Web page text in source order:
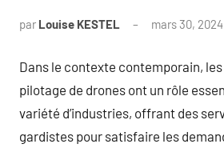
par Louise KESTEL mars 30, 2024
Dans le contexte contemporain,
pilotage de drones ont un rôle
variété d’industries, offrant des
gardistes pour satisfaire les